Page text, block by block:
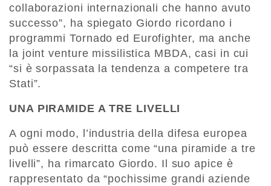
collaborazioni internazionali che hanno avuto
successo”, ha spiegato Giordo ricordano i
programmi Tornado ed Eurofighter, ma anche
la joint venture missilistica MBDA, casi in cui
“si è sorpassata la tendenza a competere tra
Stati”.
UNA PIRAMIDE A TRE LIVELLI
A ogni modo, l’industria della difesa europea
può essere descritta come “una piramide a tre
livelli”, ha rimarcato Giordo. Il suo apice è
rappresentato da “pochissime grandi aziende